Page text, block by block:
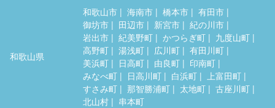
和歌山県
和歌山市 海南市 橋本市
有田市
御坊市
田辺市 新宮市
紀の川市
岩出市
紀美野町 かつらぎ町
九度山町
高野町
湯浅町 広川町
有田川町
美浜町
日高町 由良町
印南町
みなべ町
日高川町 白浜町
上富田町
すさみ町
那智勝浦町 太地町
古座川町
北山村
串本町